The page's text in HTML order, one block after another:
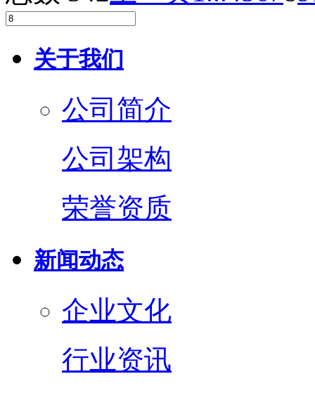
关于我们
公司简介
公司架构
荣誉资质
新闻动态
企业文化
行业资讯